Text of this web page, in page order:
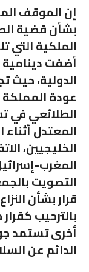
إن الموقف
بشأن قضية
الملكية التي
أضفت
الدولية،
عودة المملكة
الطلائعي في
المعتدل
الخليجيين،
المغرب-
التصويت
قرار بشأن
بالترحيب
أخرى تستمد
الدائم عن